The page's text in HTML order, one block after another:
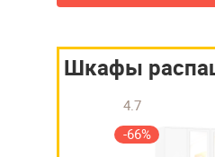
Шкафы
4.7
-66%